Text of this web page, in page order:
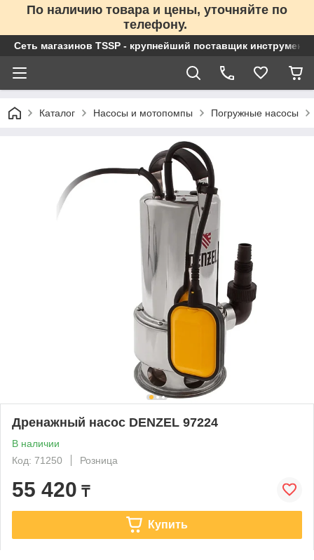
По наличию товара и цены, уточняйте по
телефону.
Сеть магазинов TSSP - крупнейший поставщик
Каталог Насосы и мотопомпы Погружные насосы
Дренажный насос DENZEL 97224
В наличии
Код: 71250
Розница
55 420 ₸
Купить